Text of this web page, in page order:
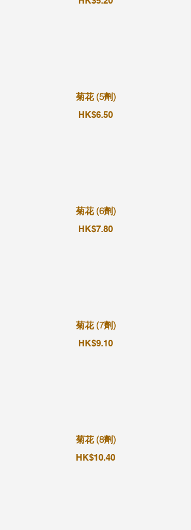
菊花 (5劑)
HK$6.50
菊花 (6劑)
HK$7.80
菊花 (7劑)
HK$9.10
菊花 (8劑)
HK$10.40